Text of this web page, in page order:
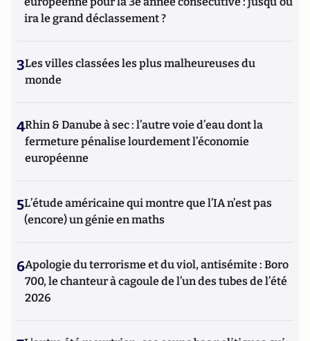
ira le grand déclassement ?
3Les villes classées les plus malheureuses du
monde
4Rhin & Danube à sec : l’autre voie d’eau dont la
fermeture pénalise lourdement l’économie
européenne
5L’étude américaine qui montre que l’IA n’est pas
(encore) un génie en maths
6Apologie du terrorisme et du viol, antisémite : Boro
700, le chanteur à cagoule de l’un des tubes de l’été
2026